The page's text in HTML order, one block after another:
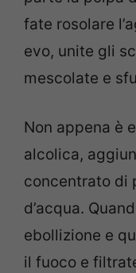
fate rosolare
evo, unite gli
mescolate e
Non appena è
alcolica,
concentrato di
d’acqua.
ebollizione e
il fuoco e